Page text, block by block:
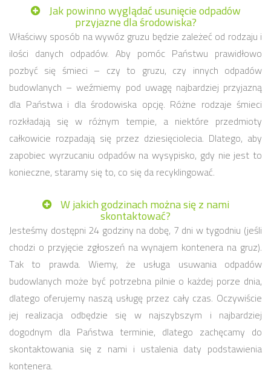
Jak powinno wyglądać usunięcie odpadów
przyjazne dla środowiska?
Właściwy sposób na wywóz gruzu będzie zależeć od rodzaju i
ilości danych odpadów. Aby pomóc Państwu prawidłowo
pozbyć się śmieci – czy to gruzu, czy innych odpadów
budowlanych – weźmiemy pod uwagę najbardziej przyjazną
dla Państwa i dla środowiska opcję. Różne rodzaje śmieci
rozkładają się w różnym tempie, a niektóre przedmioty
całkowicie rozpadają się przez dziesięciolecia. Dlatego, aby
zapobiec wyrzucaniu odpadów na wysypisko, gdy nie jest to
konieczne, staramy się to, co się da recyklingować.
W jakich godzinach można się z nami
skontaktować?
Jesteśmy dostępni 24 godziny na dobę, 7 dni w tygodniu (jeśli
chodzi o przyjęcie zgłoszeń na wynajem kontenera na gruz).
Tak to prawda. Wiemy, że usługa usuwania odpadów
budowlanych może być potrzebna pilnie o każdej porze dnia,
dlatego oferujemy naszą usługę przez cały czas. Oczywiście
jej realizacja odbędzie się w najszybszym i najbardziej
dogodnym dla Państwa terminie, dlatego zachęcamy do
skontaktowania się z nami i ustalenia daty podstawienia
kontenera.